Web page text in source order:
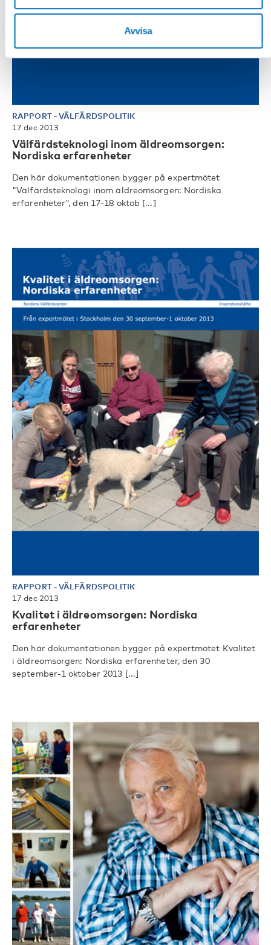
Avvisa
RAPPORT-VÄLFÄRDSPOLITIK
17 dec 2013
Välfärdsteknologi inom äldreomsorgen:
Nordiska erfarenheter
Den här dokumentationen bygger på expertmötet
"Välfärdsteknologi inom äldreomsorgen: Nordiska
erfarenheter", den 17-18 oktob [...]
RAPPORT-VÄLFÄRDSPOLITIK
17 dec 2013
Kvalitet i äldreomsorgen: Nordiska
erfarenheter
Den här dokumentationen bygger på expertmötet Kvalitet
i äldreomsorgen: Nordiska erfarenheter, den 30
september-1 oktober 2013 [...]